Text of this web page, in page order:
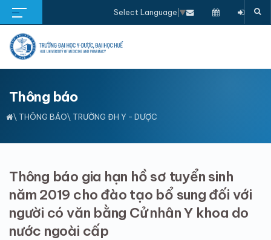
Select Language ▼
Thông báo
\ THÔNG BÁO\ TRƯỜNG ĐH Y - DƯỢC
Thông báo gia hạn hồ sơ tuyển sinh
năm 2019 cho đào tạo bổ sung đối với
người có văn bằng Cử nhân Y khoa do
nước ngoài cấp